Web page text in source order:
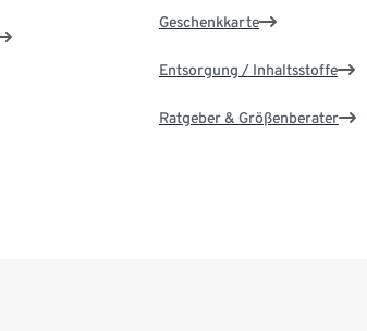
Geschenkkarte
Entsorgung / Inhaltsstoffe
Ratgeber & Größenberater